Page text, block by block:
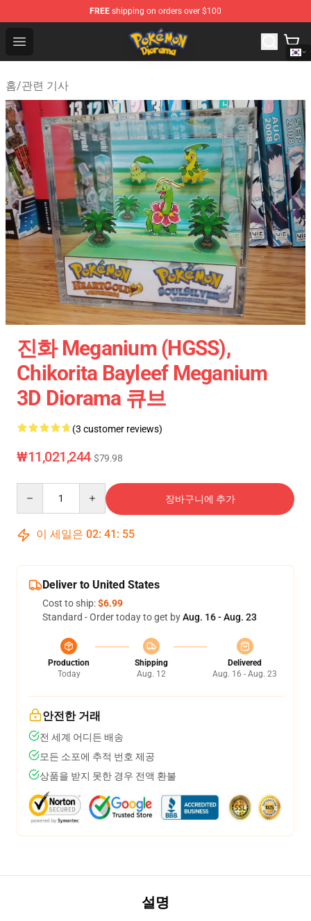
FREE shipping on orders over $100
Open menu
Pokemon Diorama Shop - The Best Store of Pokemon
홈/관련 기사
진화 Meganium (HGSS),
Chikorita Bayleef Meganium
3D Diorama 큐브
(3 customer reviews)
₩11,021,244 $79.98
장바구니에 추가
이 세일은 02: 41 : 54
Deliver to United States
Cost to ship:$6.99
Standard - Order today to get byAug. 16 - Aug. 23
Production
Today
Shipping
Aug. 12
Delivered
Aug. 16 - Aug. 23
안전한 거래
전 세계 어디든 배송
모든 소포에 추적 번호 제공
상품을 받지 못한 경우 전액 환불
설명